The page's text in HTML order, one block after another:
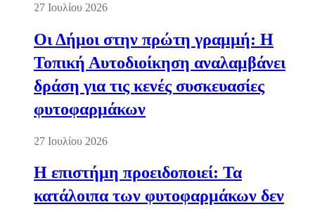
27 Ιουλίου 2026
Οι Δήμοι στην πρώτη γραμμή: Η
Τοπική Αυτοδιοίκηση αναλαμβάνει
δράση για τις κενές συσκευασίες
φυτοφαρμάκων
27 Ιουλίου 2026
Η επιστήμη προειδοποιεί: Τα
κατάλοιπα των φυτοφαρμάκων δεν